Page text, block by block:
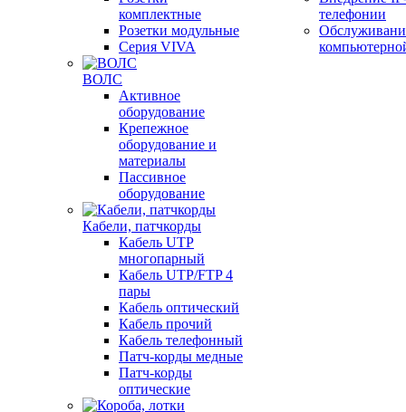
комплектные
Розетки модульные
Серия VIVA
ВОЛС
Активное
оборудование
Крепежное
оборудование и
материалы
Пассивное
оборудование
Кабели, патчкорды
Кабель UTP
многопарный
Кабель UTP/FTP 4
пары
Кабель оптический
Кабель прочий
Кабель телефонный
Патч-корды медные
Патч-корды
оптические
телефонии